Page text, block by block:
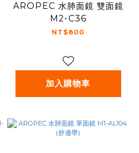
AROPEC 水肺面鏡 雙面鏡
M2-C36
NT$800
加入購物車